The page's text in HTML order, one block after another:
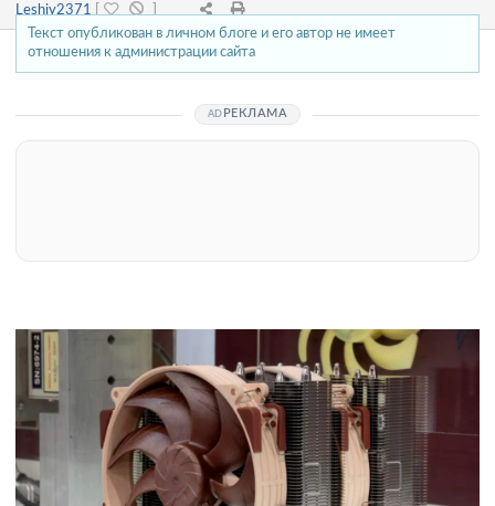
Leshiy2371
Текст опубликован в личном блоге и его автор не имеет
отношения к администрации сайта
РЕКЛАМА